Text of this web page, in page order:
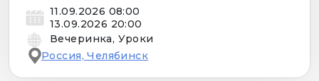
11.09.2026 08:00
13.09.2026 20:00
Вечеринка, Уроки
Россия, Челябинск